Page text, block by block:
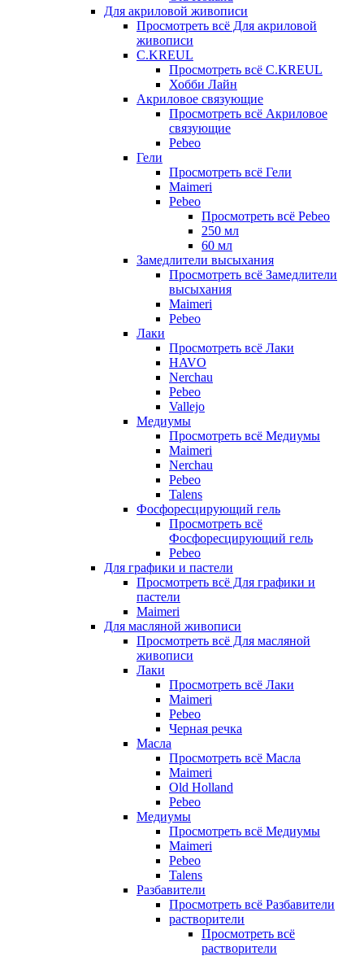
Для акриловой живописи
Просмотреть всё Для акриловой
живописи
C.KREUL
Просмотреть всё C.KREUL
Хобби Лайн
Акриловое связующие
Просмотреть всё Акриловое
связующие
Pebeo
Гели
Просмотреть всё Гели
Maimeri
Pebeo
Просмотреть всё Pebeo
250 мл
60 мл
Замедлители высыхания
Просмотреть всё Замедлители
высыхания
Maimeri
Pebeo
Лаки
Просмотреть всё Лаки
HAVO
Nerchau
Pebeo
Vallejo
Медиумы
Просмотреть всё Медиумы
Maimeri
Nerchau
Pebeo
Talens
Фосфоресцирующий гель
Просмотреть всё
Фосфоресцирующий гель
Pebeo
Для графики и пастели
Просмотреть всё Для графики и
пастели
Maimeri
Для масляной живописи
Просмотреть всё Для масляной
живописи
Лаки
Просмотреть всё Лаки
Maimeri
Pebeo
Черная речка
Масла
Просмотреть всё Масла
Maimeri
Old Holland
Pebeo
Медиумы
Просмотреть всё Медиумы
Maimeri
Pebeo
Talens
Разбавители
Просмотреть всё Разбавители
растворители
Просмотреть всё
растворители